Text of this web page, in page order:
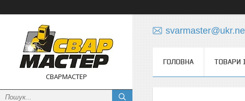
СВАРМАСТЕР
ГОЛОВНА ТОВАРИ